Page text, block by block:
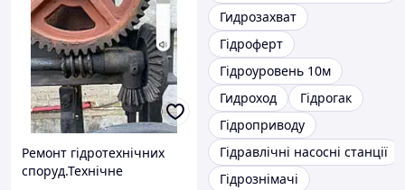
Ремонт гідротехнічних
споруд.Технічне
Гидрозахват
Гідроферт
Гідроуровень 10м
Гидроход
Гідрогак
Гідроприводу
Гідравлічні насосні станції
Гідрознімачі